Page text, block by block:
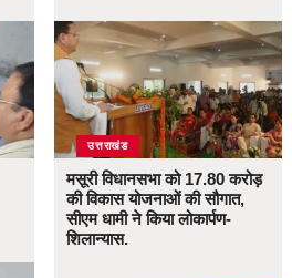
उत्तराखंड
मसूरी विधानसभा को 17.80 करोड़
की विकास योजनाओं की सौगात,
सीएम धामी ने किया लोकार्पण-
शिलान्यास.